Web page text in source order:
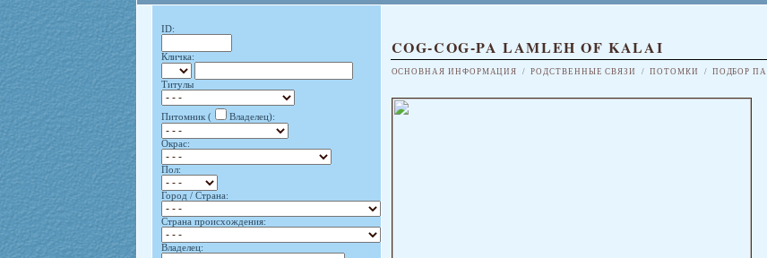
ID:
Кличка:
Титулы
Питомник ( Владелец):
Окрас:
Пол:
Город / Страна:
Страна происхождения:
Владелец:
COG-COG-PA LAMLEH OF KALAI
ОСНОВНАЯ ИНФОРМАЦИЯ / РОДСТВЕННЫЕ СВЯЗИ / ПОТОМКИ / ПОДБОР